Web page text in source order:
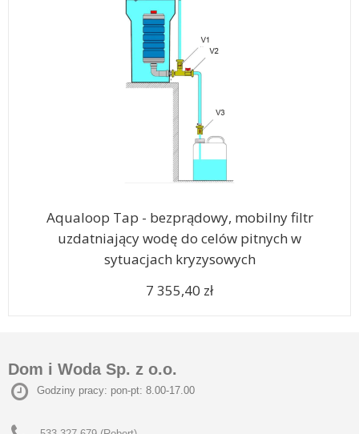
Aqualoop Tap - bezprądowy, mobilny filtr
uzdatniający wodę do celów pitnych w
sytuacjach kryzysowych
7 355,40 zł
Dom i Woda Sp. z o.o.
Godziny pracy: pon-pt: 8.00-17.00